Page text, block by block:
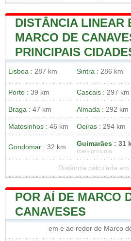
DISTÂNCIA LINEAR
MARCO DE
PRINCIPAIS
Lisboa : 287 km Sintra : 286 km
Porto : 39 km Cascais : 297 km
Braga : 47 km Almada : 292 km
Matosinhos : 46 km Oeiras : 294 km
Gondomar : 32 km Guimarães : 31
mais próxima
Distância calculada em
POR AÍ DE MARCO
CANAVESES
em e ao redor de Marco